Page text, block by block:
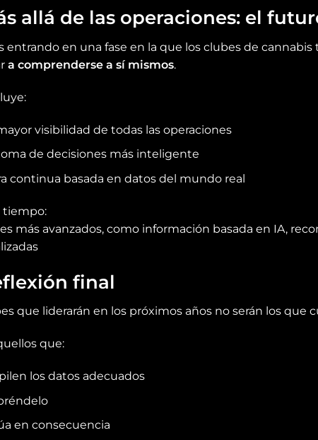
allá de las operaciones: el
entrando en una fase en la que los clubes de
a comprenderse a sí mismos.
visibilidad de todas las operaciones
de decisiones más inteligente
continua basada en datos del mundo real
tiempo:
más avanzados, como información basada en IA,
final
que liderarán en los próximos años no serán los que
que:
los datos adecuados
en consecuencia